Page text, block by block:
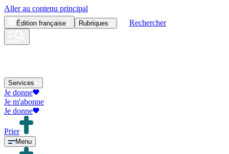
Aller au contenu principal
Édition française Rubriques Rechercher
Services
Je donne
Je m'abonne
Je donne
Prier
Menu